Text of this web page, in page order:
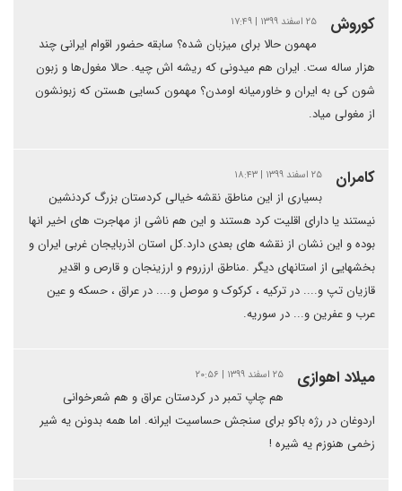
کوروش ۲۵ اسفند ۱۳۹۹ | ۱۷:۴۹
مهمون حالا برای میزبان شده؟ سابقه حضور اقوام ایرانی چند
هزار ساله ست. ایران هم میدونی که ریشه اش چیه. حالا مغول‌ها و زبون
شون کی به ایران و خاورمیانه اومدن؟ مهمون کسایی هستن که زبونشون
از مغولی میاد.
كامران ۲۵ اسفند ۱۳۹۹ | ۱۸:۴۳
بسیاری از این مناطق نقشه خیالی کردستان بزرگ کردنشین
نیستند یا دارای اقلیت کرد هستند و این هم ناشی از مهاجرت های اخیر انها
بوده و این نشان از نقشه های بعدی دارد.کل استان اذربایجان غربی ایران و
بخشهایی از استانهای دیگر .مناطق ارزروم و ارزینجان و قارص و اقدیر
قازیان تپ و.... در ترکیه ، کرکوک و موصل و.... در عراق ، حسکه و عین
عرب و عفرین و... در سوریه.
میلاد اهوازی ۲۵ اسفند ۱۳۹۹ | ۲۰:۵۶
هم چاپ تمبر در کردستان عراق و هم شعرخوانی
اردوغان در رژه باکو برای سنجش حساسیت ایرانه. اما همه بدونن یه شیر
زخمی هنوزم یه شیره !